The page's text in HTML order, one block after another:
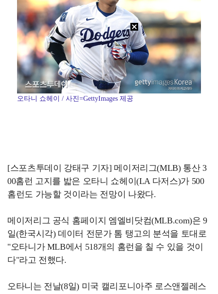
박미선, 큐브와 전속계약 종료…6년 동행 마무리
오타니 쇼헤이 / 사진=GettyImages 제공
[스포츠투데이 강태구 기자] 메이저리그(MLB) 통산 3
00홈런 고지를 밟은 오타니 쇼헤이(LA 다저스)가 500
홈런도 가능할 것이라는 전망이 나왔다.
메이저리그 공식 홈페이지 엠엘비닷컴(MLB.com)은 9
일(한국시각) 데이터 전문가 톰 탱고의 분석을 토대로
"오타니가 MLB에서 518개의 홈런을 칠 수 있을 것이
다"라고 전했다.
오타니는 전날(8일) 미국 캘리포니아주 로스앤젤레스